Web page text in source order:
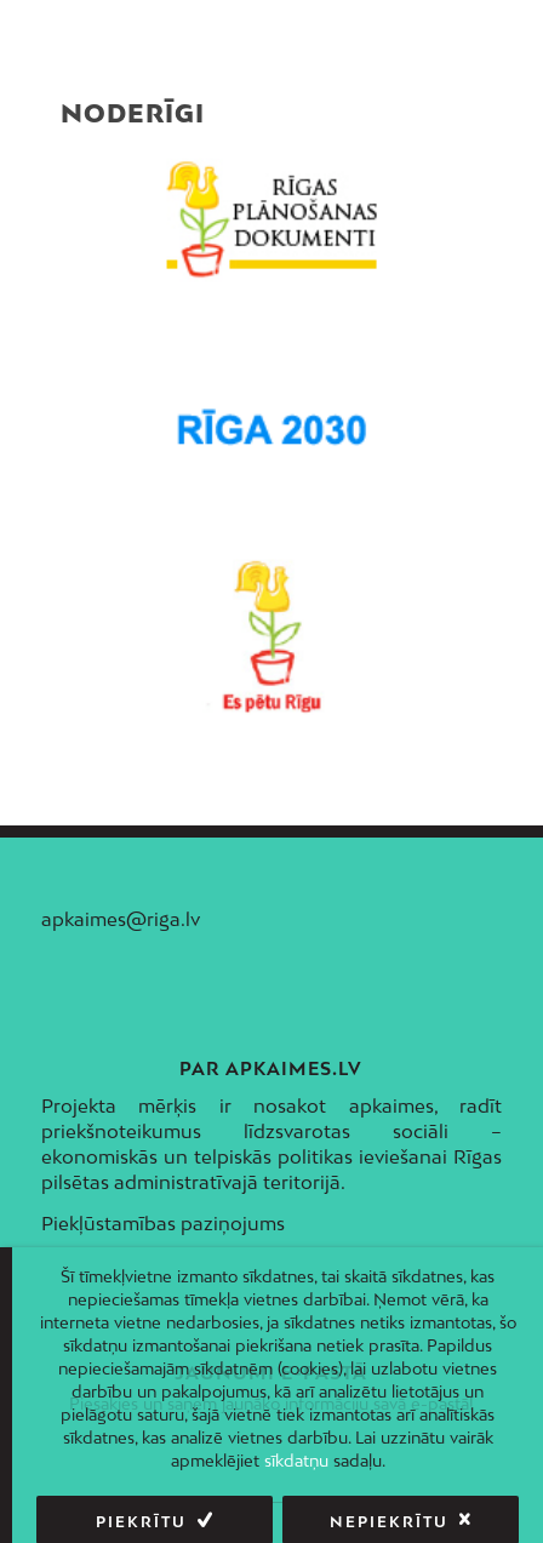
NODERĪGI
apkaimes@riga.lv
PAR APKAIMES.LV
Projekta mērķis ir nosakot apkaimes, radīt
priekšnoteikumus līdzsvarotas sociāli –
ekonomiskās un telpiskās politikas ieviešanai Rīgas
pilsētas administratīvajā teritorijā.
Piekļūstamības paziņojums
JAUNUMI E-PASTĀ
Piesakies un saņem jaunāko informāciju savā e-pastā!
Šī tīmekļvietne izmanto sīkdatnes, tai skaitā sīkdatnes, kas
nepieciešamas tīmekļa vietnes darbībai. Ņemot vērā, ka
interneta vietne nedarbosies, ja sīkdatnes netiks izmantotas, šo
sīkdatņu izmantošanai piekrišana netiek prasīta. Papildus
nepieciešamajām sīkdatnēm (cookies), lai uzlabotu vietnes
darbību un pakalpojumus, kā arī analizētu lietotājus un
pielāgotu saturu, šajā vietnē tiek izmantotas arī analītiskās
sīkdatnes, kas analizē vietnes darbību. Lai uzzinātu vairāk
apmeklējiet sīkdatņusadaļu.
PIEKRĪTU NEPIEKRĪTU